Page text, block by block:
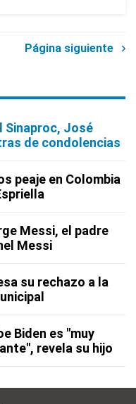
Página siguiente
Sinaproc, José
de condolencias
peaje en Colombia
Messi, el padre
Messi
su rechazo a la
Biden es "muy
revela su hijo